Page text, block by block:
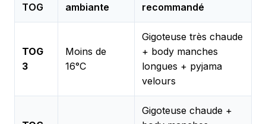
TOG
ambiante
recommandé
TOG
3
Moins de
16°C
Gigoteuse très chaude
+ body manches
longues + pyjama
velours
Gigoteuse chaude +